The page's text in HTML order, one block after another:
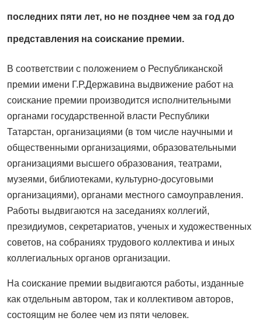
последних пяти лет, но не позднее чем за год до
представления на соискание премии.
В соответствии с положением о Республиканской
премии имени Г.Р.Державина выдвижение работ на
соискание премии производится исполнительными
органами государственной власти Республики
Татарстан, организациями (в том числе научными и
общественными организациями, образовательными
организациями высшего образования, театрами,
музеями, библиотеками, культурно-досуговыми
организациями), органами местного самоуправления.
Работы выдвигаются на заседаниях коллегий,
президиумов, секретариатов, ученых и художественных
советов, на собраниях трудового коллектива и иных
коллегиальных органов организации.
На соискание премии выдвигаются работы, изданные
как отдельным автором, так и коллективом авторов,
состоящим не более чем из пяти человек.